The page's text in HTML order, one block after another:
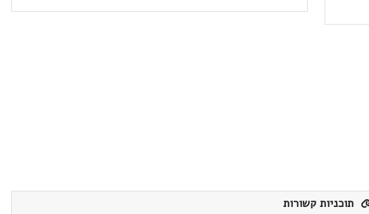
תוכניות קשורות